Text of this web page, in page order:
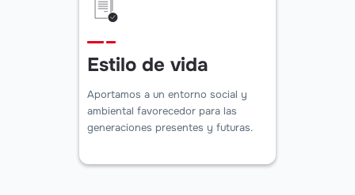
Estilo de vida
Aportamos a un entorno social y
ambiental favorecedor para las
generaciones presentes y futuras.